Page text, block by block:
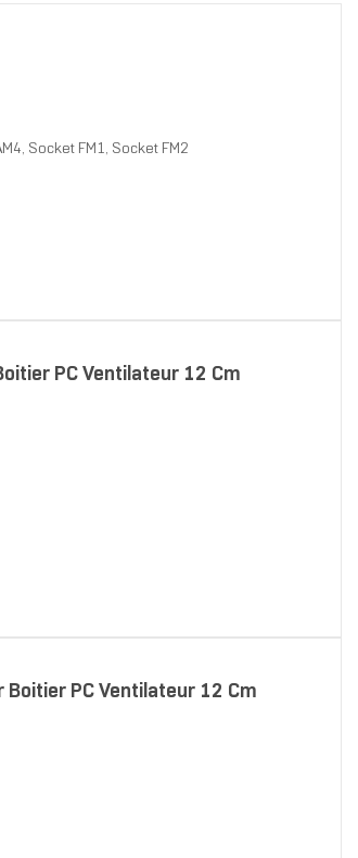
Socket FM1, Socket FM2
PC Ventilateur 12 Cm
Boitier PC Ventilateur 12 Cm